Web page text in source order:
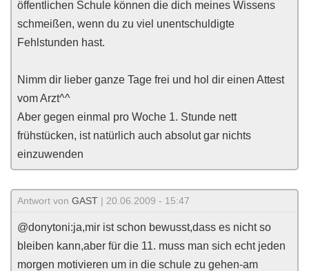
öffentlichen Schule können die dich meines Wissens
schmeißen, wenn du zu viel unentschuldigte
Fehlstunden hast.
Nimm dir lieber ganze Tage frei und hol dir einen Attest
vom Arzt^^
Aber gegen einmal pro Woche 1. Stunde nett
frühstücken, ist natürlich auch absolut gar nichts
einzuwenden
Antwort von GAST | 20.06.2009 - 15:47
@donytoni:ja,mir ist schon bewusst,dass es nicht so
bleiben kann,aber für die 11. muss man sich echt jeden
morgen motivieren um in die schule zu gehen-am